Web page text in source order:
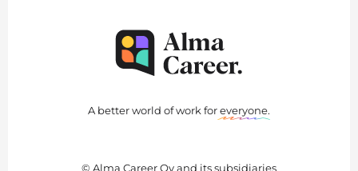
A better world of work foreveryone.
© Alma Career Oy and its subsidiaries